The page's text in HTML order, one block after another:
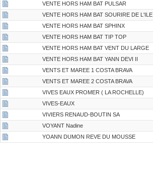
VENTE HORS HAM BAT PULSAR
VENTE HORS HAM BAT SOURIRE DE L'ILE
VENTE HORS HAM BAT SPHINX
VENTE HORS HAM BAT TIP TOP
VENTE HORS HAM BAT VENT DU LARGE
VENTE HORS HAM BAT YANN DEVI II
VENTS ET MAREE 1 COSTA BRAVA
VENTS ET MAREE 2 COSTA BRAVA
VIVES EAUX PROMER ( LA ROCHELLE)
VIVES-EAUX
VIVIERS RENAUD-BOUTIN SA
VOYANT Nadine
YOANN DUMON REVE DU MOUSSE